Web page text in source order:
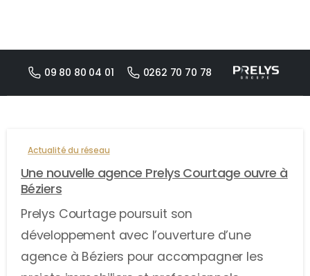
09 80 80 04 01 0262 70 70 78
Actualité du réseau
Une nouvelle agence Prelys Courtage ouvre à
Béziers
Prelys Courtage poursuit son
développement avec l’ouverture d’une
agence à Béziers pour accompagner les